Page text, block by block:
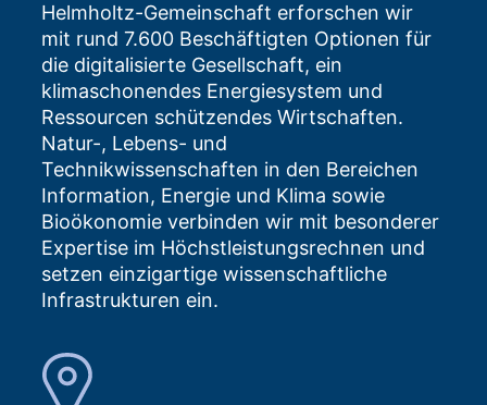
Helmholtz-Gemeinschaft erforschen wir
mit rund 7.600 Beschäftigten Optionen für
die digitalisierte Gesellschaft, ein
klimaschonendes Energiesystem und
Ressourcen schützendes Wirtschaften.
Natur-, Lebens- und
Technikwissenschaften in den Bereichen
Information, Energie und Klima sowie
Bioökonomie verbinden wir mit besonderer
Expertise im Höchstleistungsrechnen und
setzen einzigartige wissenschaftliche
Infrastrukturen ein.